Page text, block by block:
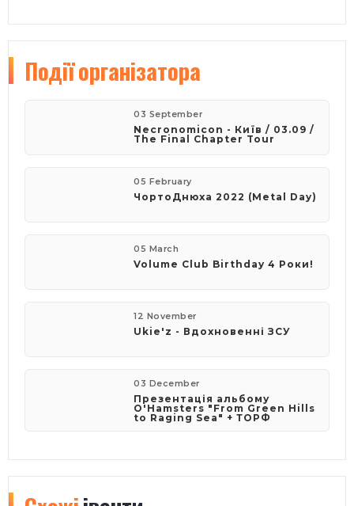
Подіїорганізатора
03 September
Necronomicon - Київ / 03.09 /
The Final Chapter Tour
05 February
​ЧортоДнюха 2022 (Metal Day)
05 March
Volume Club Birthday 4 Роки!
12 November
Ukie'z - Вдохновенні ЗСУ
03 December
Презентація альбому
O'Hamsters "From Green Hills
to Raging Sea" + ТОРФ